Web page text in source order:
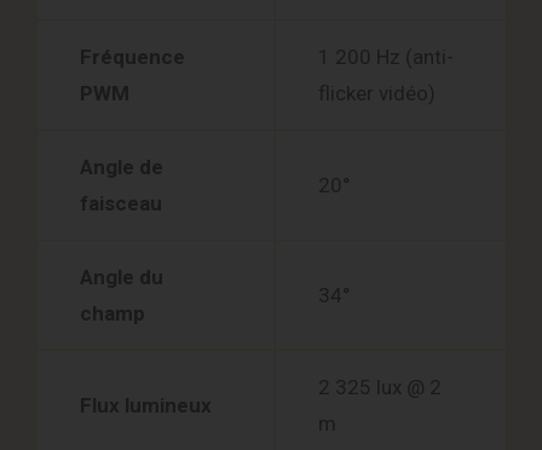
Fréquence
PWM
1 200 Hz (anti-
flicker vidéo)
Angle de
faisceau
20°
Angle du
champ
34°
Flux lumineux
2 325 lux @ 2
m